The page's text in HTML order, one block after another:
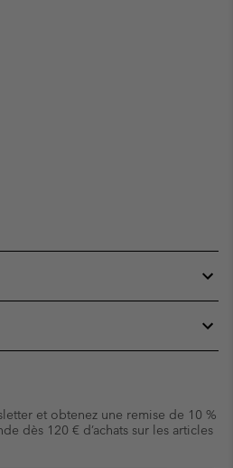
et obtenez une remise de 10 %
dès 120 € d’achats sur les articles